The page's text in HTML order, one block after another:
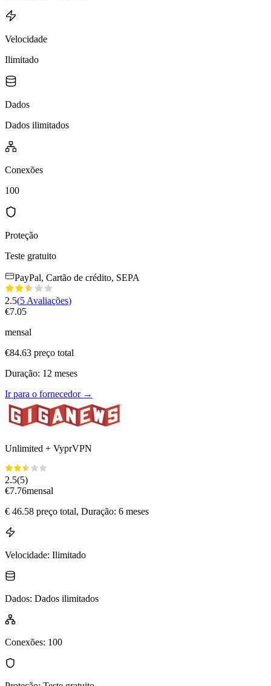
Velocidade
Ilimitado
Dados
Dados ilimitados
Conexões
100
Proteção
Teste gratuito
PayPal, Cartão de crédito, SEPA
2.5(5 Avaliações)
€7.05
mensal
€84.63 preço total
Duração: 12 meses
Ir para o fornecedor→
Unlimited + VyprVPN
2.5(5)
€7.76mensal
€ 46.58 preço total, Duração: 6 meses
Velocidade: Ilimitado
Dados: Dados ilimitados
Conexões: 100